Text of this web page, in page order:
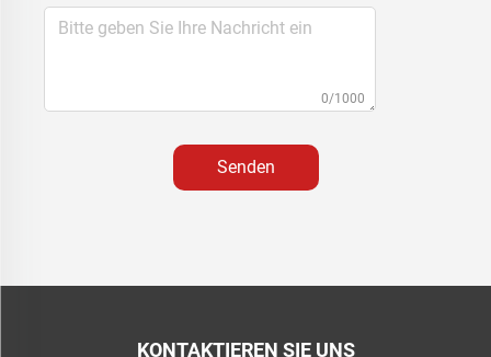
0/1000
Senden
KONTAKTIEREN SIE UNS